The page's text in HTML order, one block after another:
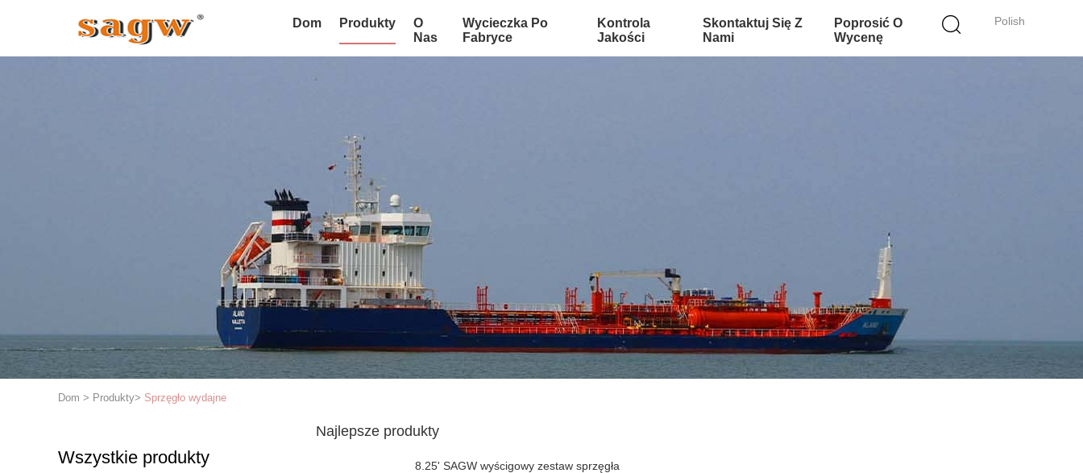
Polish
Dom Produkty
O
Nas
Wycieczka Po
Fabryce
Kontrola
Jakości
Skontaktuj Się Z
Nami
Poprosić O
Wycenę
Dom > Produkty> Sprzęgło wydajne
Wszystkie produkty
Najlepsze produkty
8.25' SAGW wyścigowy zestaw sprzęgła